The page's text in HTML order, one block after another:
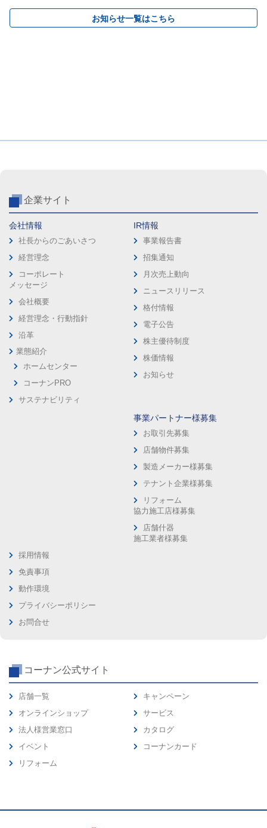
お知らせ一覧はこちら
企業サイト
会社情報
社長からのごあいさつ
経営理念
コーポレート
メッセージ
会社概要
経営理念・行動指針
沿革
業態紹介
ホームセンター
コーナンPRO
サステナビリティ
IR情報
事業報告書
招集通知
月次売上動向
ニュースリリース
格付情報
電子公告
株主優待制度
株価情報
お知らせ
事業パートナー様募集
お取引先募集
店舗物件募集
製造メーカー様募集
テナント企業様募集
リフォーム
協力施工店様募集
店舗什器
施工業者様募集
採用情報
免責事項
動作環境
プライバシーポリシー
お問合せ
コーナン公式サイト
店舗一覧
オンラインショップ
法人様営業窓口
イベント
リフォーム
キャンペーン
サービス
カタログ
コーナンカード